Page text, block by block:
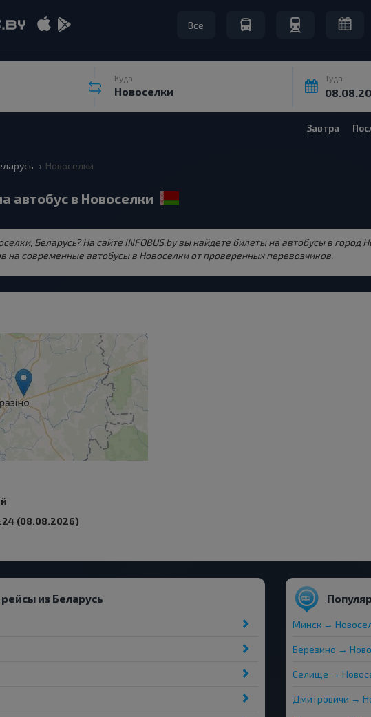
Все
Куда Туда
Завтра
Новоселки
автобус в Новоселки
Беларусь? На сайте INFOBUS.by вы найдете билеты на автобусы в
на современные автобусы в Новоселки от проверенных перевозчиков.
(08.08.2026)
из Беларусь
Минск →
Березино →
Селище →
Дмитровичи →